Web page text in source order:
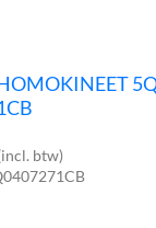
is:
btw)